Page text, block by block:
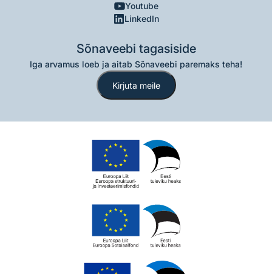
Youtube
LinkedIn
Sõnaveebi tagasiside
Iga arvamus loeb ja aitab Sõnaveebi paremaks teha!
Kirjuta meile